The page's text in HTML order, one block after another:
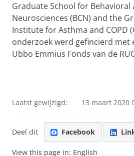
Graduate School for Behavioral
Neurosciences (BCN) and the
Institute for Asthma and COPD
onderzoek werd gefincierd met
Ubbo Emmius Fonds van de
Laatst gewijzigd: 13 maart 2020
Deel dit Facebook
View this page in: English